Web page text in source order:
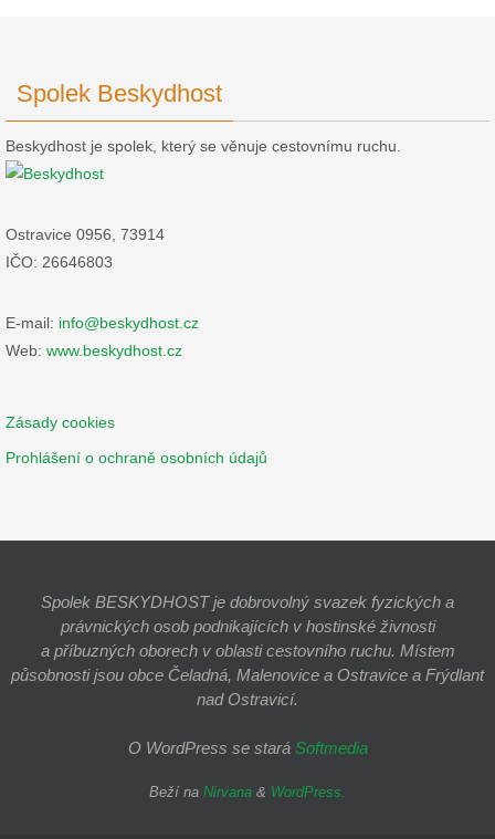
Spolek Beskydhost
Beskydhost je spolek, který se věnuje cestovnímu ruchu.
Ostravice 0956, 73914
IČO: 26646803
E-mail: info@beskydhost.cz
Web: www.beskydhost.cz
Zásady cookies
Prohlášení o ochraně osobních údajů
Spolek BESKYDHOST je dobrovolný svazek fyzických a
právnických osob podnikajících v hostinské živnosti
a příbuzných oborech v oblasti cestovního ruchu. Místem
působnosti jsou obce Čeladná, Malenovice a Ostravice a Frýdlant
nad Ostravicí.
O WordPress se stará Softmedia
Beží na Nirvana & WordPress.